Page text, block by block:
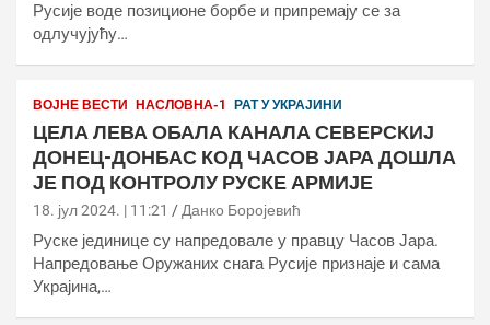
Русије воде позиционе борбе и припремају се за
одлучујућу…
ВОЈНЕ ВЕСТИ НАСЛОВНА-1 РАТ У УКРАЈИНИ
ЦЕЛА ЛЕВА ОБАЛА КАНАЛА СЕВЕРСКИЈ
ДОНЕЦ-ДОНБАС КОД ЧАСОВ ЈАРА ДОШЛА
ЈЕ ПОД КОНТРОЛУ РУСКЕ АРМИЈЕ
18. јул 2024. | 11:21 Данко Боројевић
Руске јединице су напредовале у правцу Часов Јара.
Напредовање Оружаних снага Русије признаје и сама
Украјина,…